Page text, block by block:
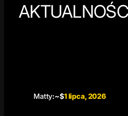
Matty:~$1 lipca, 2026